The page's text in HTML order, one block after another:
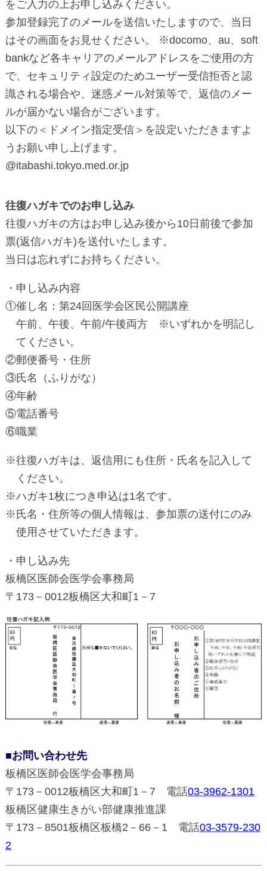
をご入力の上お申し込みください。
参加登録完了のメールを送信いたしますので、当日
はその画面をお見せください。 ※docomo、au、soft
bankなど各キャリアのメールアドレスをご使用の方
で、セキュリティ設定のためユーザー受信拒否と認
識される場合や、迷惑メール対策等で、返信のメー
ルが届かない場合がございます。
以下の＜ドメイン指定受信＞を設定いただきますよ
うお願い申し上げます。
@itabashi.tokyo.med.or.jp
往復ハガキでのお申し込み
往復ハガキの方はお申し込み後から10日前後で参加
票(返信ハガキ)を送付いたします。
当日は忘れずにお持ちください。
・申し込み内容
①催し名：第24回医学会区民公開講座
午前、午後、午前/午後両方 ※いずれかを明記し
てください。
②郵便番号・住所
③氏名（ふりがな）
④年齢
⑤電話番号
⑥職業
※往復ハガキは、返信用にも住所・氏名を記入して
ください。
※ハガキ1枚につき申込は1名です。
※ 氏名・住所等の個人情報は、参加票の送付にのみ
使用させていただきます。
・申し込み先
板橋区医師会医学会事務局
〒173－0012板橋区大和町1－7
■お問い合わせ先
板橋区医師会医学会事務局
〒173－0012板橋区大和町1－7 電話03-3962-1301
板橋区健康生きがい部健康推進課
〒173－8501板橋区板橋2－66－1 電話03-3579-230
2